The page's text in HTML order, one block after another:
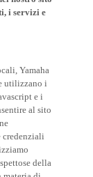
i servizi e
utilizzano i
e i
al sito
della
di